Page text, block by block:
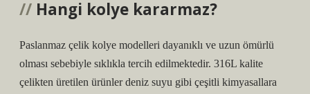
Hangi kolye kararmaz?
Paslanmaz çelik kolye modelleri dayanıklı ve uzun ömürlü
olması sebebiyle sıklıkla tercih edilmektedir. 316L kalite
çelikten üretilen ürünler deniz suyu gibi çeşitli kimyasallara